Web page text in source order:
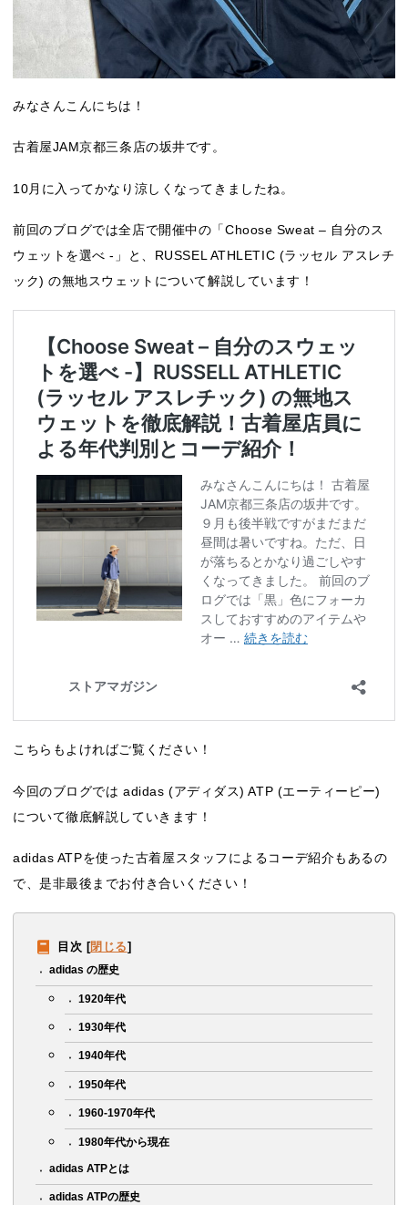
みなさんこんにちは！
古着屋JAM京都三条店の坂井です。
10月に入ってかなり涼しくなってきましたね。
前回のブログでは全店で開催中の「Choose Sweat – 自分のス
ウェットを選べ -」と、RUSSEL ATHLETIC (ラッセル アスレチ
ック) の無地スウェットについて解説しています！
こちらもよければご覧ください！
今回のブログでは adidas (アディダス) ATP (エーティーピー)
について徹底解説していきます！
adidas ATPを使った古着屋スタッフによるコーデ紹介もあるの
で、是非最後までお付き合いください！
目次 [閉じる]
adidas の歴史
1920年代
1930年代
1940年代
1950年代
1960-1970年代
1980年代から現在
adidas ATPとは
adidas ATPの歴史